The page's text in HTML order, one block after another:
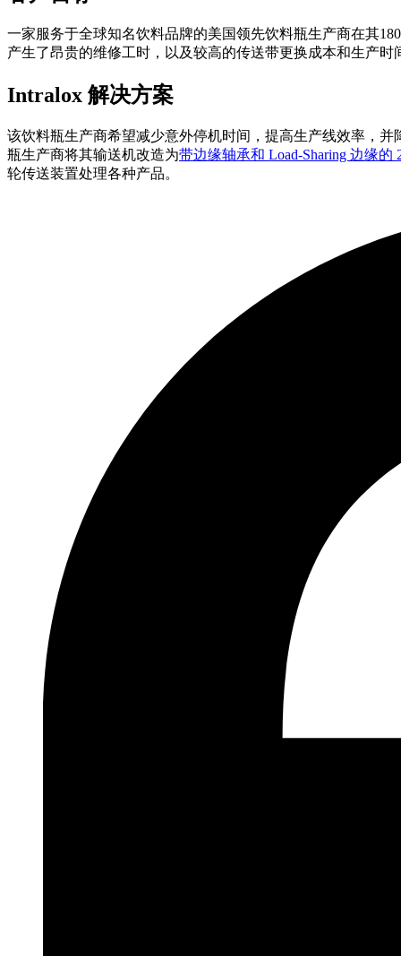
一家服务于全球知名饮料品牌的美国领先饮料瓶生产商在其
产生了昂贵的维修工时，以及较高的传送带更换成本和生产时
Intralox 解决方案
该饮料瓶生产商希望减少意外停机时间，提高生产线效率，
瓶生产商将其输送机改造为带边缘轴承和 Load-Sharing 边缘
轮传送装置处理各种产品。